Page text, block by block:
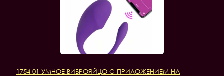
1754-01 УМНОЕ ВИБРОЯЙЦО С ПРИЛОЖЕНИЕМ НА